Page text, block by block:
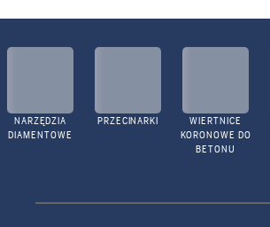
NARZĘDZIA
DIAMENTOWE
PRZECINARKI
WIERTNICE
KORONOWE DO
BETONU